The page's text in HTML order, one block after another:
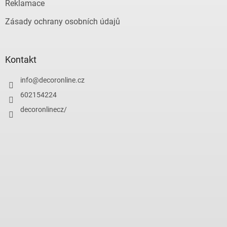
Reklamace
Zásady ochrany osobních údajů
Kontakt
info@decoronline.cz
602154224
decoronlinecz/